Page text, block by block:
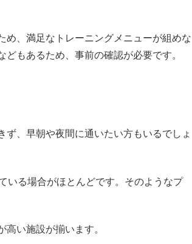
め、満足なトレーニングメニューが組めな
もあるため、事前の確認が必要です。
、早朝や夜間に通いたい方もいるでしょ
いる場合がほとんどです。そのようなプ
い施設が揃います。